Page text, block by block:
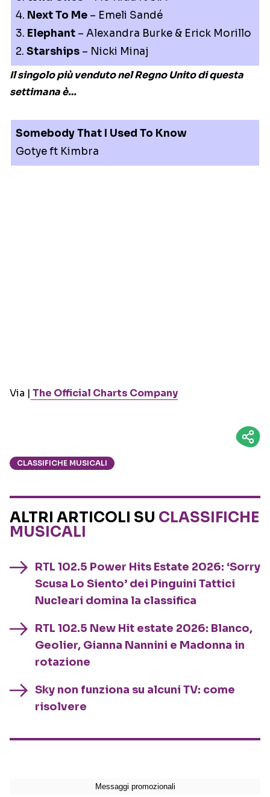
4. Next To Me – Emeli Sandé
3. Elephant – Alexandra Burke & Erick Morillo
2. Starships – Nicki Minaj
Il singolo più venduto nel Regno Unito di questa
settimana è…
Somebody That I Used To Know
Gotye ft Kimbra
Via | The Official Charts Company
CLASSIFICHE MUSICALI
ALTRI ARTICOLI SU CLASSIFICHE
MUSICALI
RTL 102.5 Power Hits Estate 2026: ‘Sorry
Scusa Lo Siento’ dei Pinguini Tattici
Nucleari domina la classifica
RTL 102.5 New Hit estate 2026: Blanco,
Geolier, Gianna Nannini e Madonna in
rotazione
Sky non funziona su alcuni TV: come
risolvere